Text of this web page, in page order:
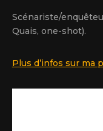
Scénariste/
Quais, one-shot).
Plus d’infos sur ma